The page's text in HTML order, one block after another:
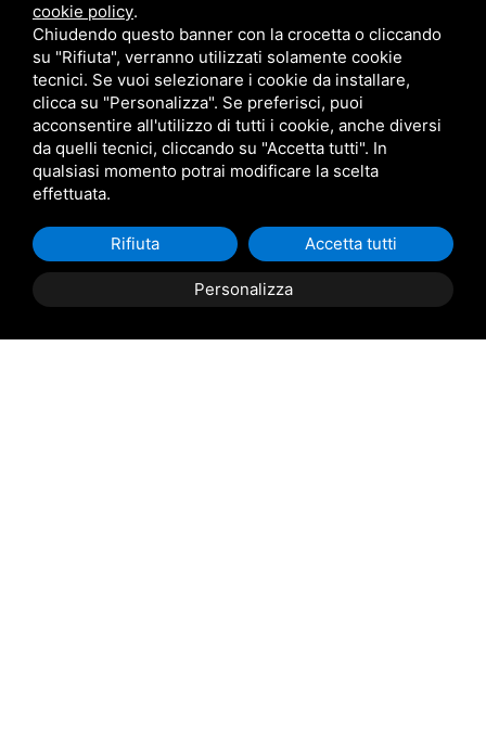
cookie policy.
Chiudendo questo banner con la crocetta o cliccando
su "Rifiuta", verranno utilizzati solamente cookie
tecnici. Se vuoi selezionare i cookie da installare,
clicca su "Personalizza". Se preferisci, puoi
acconsentire all'utilizzo di tutti i cookie, anche diversi
da quelli tecnici, cliccando su "Accetta tutti". In
qualsiasi momento potrai modificare la scelta
effettuata.
Personalizza
Rifiuta Accetta tutti